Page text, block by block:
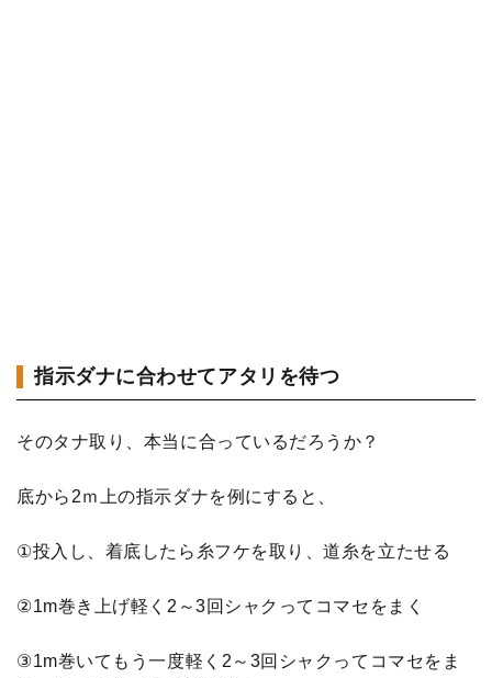
指示ダナに合わせてアタリを待つ
そのタナ取り、本当に合っているだろうか？
底から2ｍ上の指示ダナを例にすると、
①投入し、着底したら糸フケを取り、道糸を立たせる
②1m巻き上げ軽く2～3回シャクってコマセをまく
③1m巻いてもう一度軽く2～3回シャクってコマセをま